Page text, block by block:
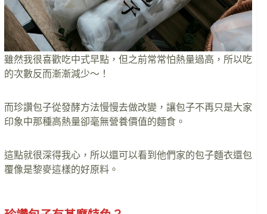
雖然我很喜歡吃中式早點，但之前常常怕熱量過高，所以吃
的次數反而漸漸減少～！
而珍讚包子從發酵方法慢慢去做改變，讓包子不再只是大家
印象中那種高熱量卻毫無營養價值的麵食。
這點就很深得我心，所以還可以看到他們家的包子麵衣還包
覆像是黎麥這樣的好原料。